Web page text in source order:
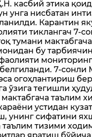
касбий этика
унга нисбатан
Карантин
тиклангач 7-
тумани
бу
7-сонли
огоҳлантириш
ўзига тегишли
таълим
устидан
унинг сифатини
таълим тизими